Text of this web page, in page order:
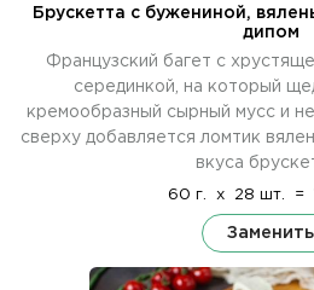
Брускетта с бужениной,
дипом
Французский багет с
серединкой, на который
кремообразный сырный мусс и
сверху добавляется ломтик
вкуса
60 г. x 28 шт. =
Заменить